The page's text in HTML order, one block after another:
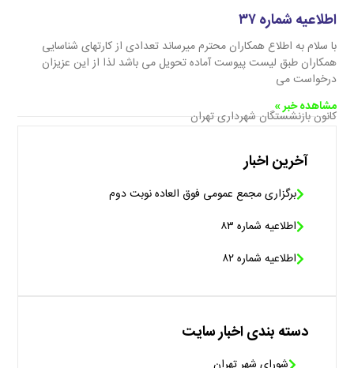
اطلاعیه شماره ۳۷
با سلام به اطلاع همکاران محترم میرساند تعدادی از کارتهای شناسایی
همکاران طبق لیست پیوست آماده تحویل می باشد لذا از این عزیزان
درخواست می
مشاهده خبر »
کانون بازنشستگان شهرداری تهران
آخرین اخبار
برگزاری مجمع عمومی فوق العاده نوبت دوم
اطلاعیه شماره ۸۳
اطلاعیه شماره ۸۲
دسته بندی اخبار سایت